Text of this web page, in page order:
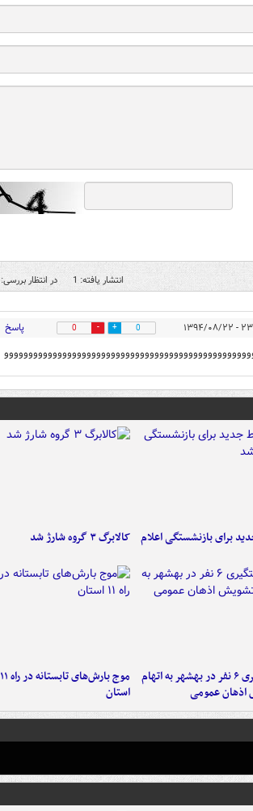
انتشار یافته: 1 در انتظار بررسی: 0
۰۸/۲۲ 0
0 پاسخ
برای بازنشستگی اعلام کالابرگ ۳ گروه شارژ شد
دستگیری ۶ نفر در بهشهر به اتهام
اذهان عمومی
موج بارش‌های تابستانه در راه ۱۱
استان